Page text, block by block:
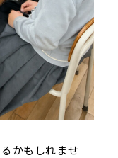
かもしれませ